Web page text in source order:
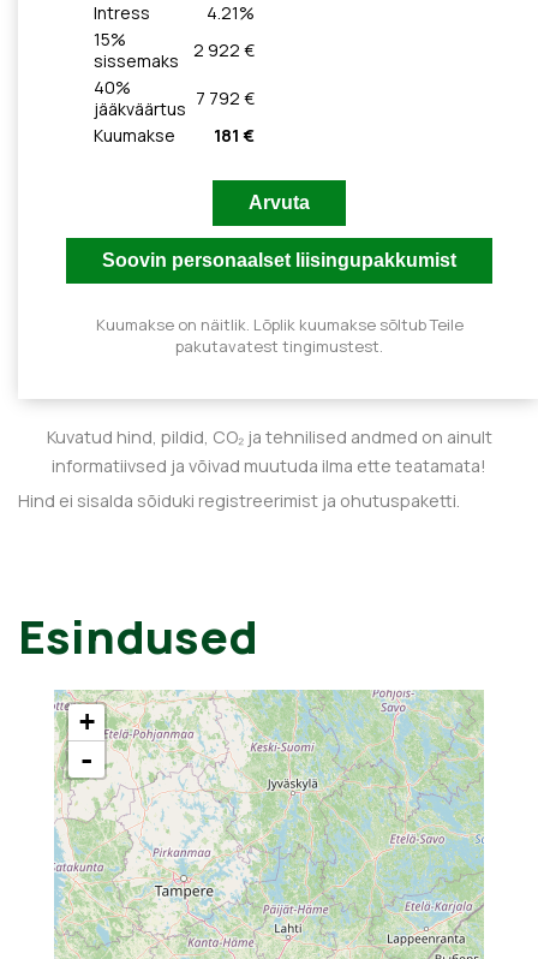
Intress
4.21%
15%
sissemaks
2 922 €
40%
jääkväärtus 7 792 €
Kuumakse
181 €
Kuumakse on näitlik. Lõplik kuumakse sõltub Teile
pakutavatest tingimustest.
Kuvatud hind, pildid, CO₂ ja tehnilised andmed on ainult
informatiivsed ja võivad muutuda ilma ette teatamata!
Hind ei sisalda sõiduki registreerimist ja ohutuspaketti.
Esindused
+
-